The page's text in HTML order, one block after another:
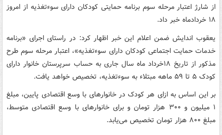
از شارژ اعتبار مرحله سوم برنامه حمایتی کودکان دارای سوءتغذیه از امروز
۱۸ خردادماه خبر داد.
یعقوب اندایش ضمن اعلام این خبر اظهار کرد: در راستای اجرای «برنامه
خدمات حمایت اجتماعی کودکان دارای سوءتغذیه»، اعتبار مرحله سوم طرح
مذکور از تاریخ ۱۸خرداد ماه سال جاری به حساب سرپرستان خانوار دارای
کودک ۵ تا ۵۹ ماهه مبتلاء به سوءتغذیه، تخصیص خواهد یافت.
بر این اساس به ازای هر کودک در خانوارهای با وسع اقتصادی پایین، مبلغ
۱ میلیون و ۳۰۰ هزار تومان و برای خانوارهای با وسع اقتصادی متوسط،
مبلغ ۸۰۰ هزار تومان تخصیص می‌یابد.